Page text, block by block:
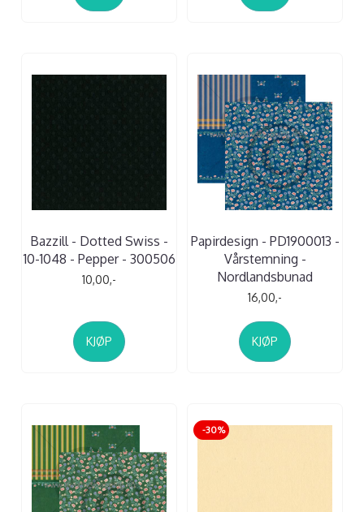
Bazzill - Dotted Swiss -
10-1048 - Pepper - 300506
10,00,-
KJØP
Papirdesign - PD1900013 -
Vårstemning -
Nordlandsbunad
16,00,-
KJØP
-30%